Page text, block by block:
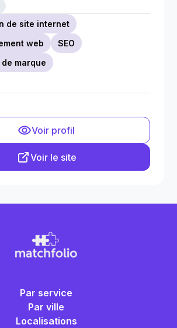
de site internet
web
SEO
marque
Voir profil
Voir le site
Par service
Par ville
Localisations